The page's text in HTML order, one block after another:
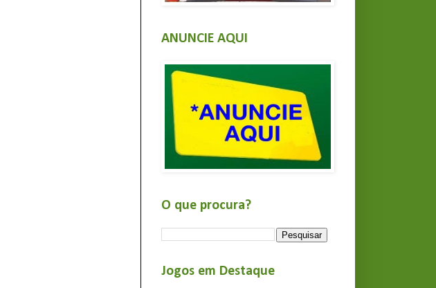
ANUNCIE AQUI
O que procura?
Jogos em Destaque